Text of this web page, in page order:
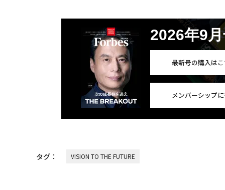
2026年9
最新号の購入は
メンバーシップ
タグ： VISION TO THE FUTURE